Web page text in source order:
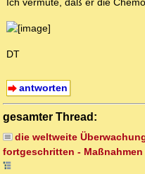
Ich vermute, daß er die
DT
antworten
gesamter Thread:
die weltweite
fortgeschritten - Maßnahmen